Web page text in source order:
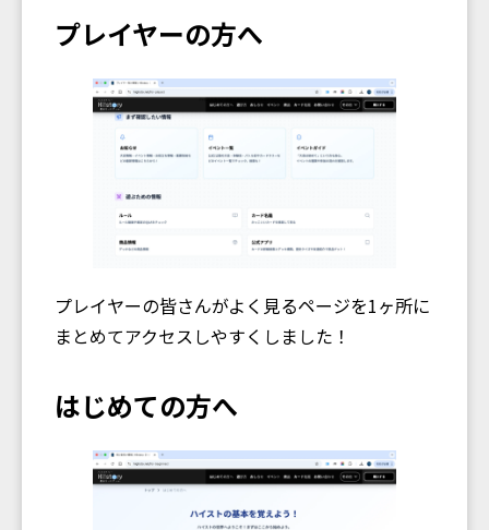
プレイヤーの方へ
プレイヤーの皆さんがよく見るページを1ヶ所に
まとめてアクセスしやすくしました！
はじめての方へ